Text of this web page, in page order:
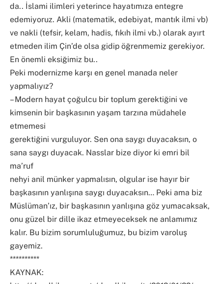
da.. İslami ilimleri yeterince hayatımıza entegre
edemiyoruz. Akli (matematik, edebiyat, mantık ilmi vb)
ve nakli (tefsir, kelam, hadis, fıkıh ilmi vb.) olarak ayırt
etmeden ilim Çin’de olsa gidip öğrenmemiz gerekiyor.
En önemli eksiğimiz bu..
Peki modernizme karşı en genel manada neler
yapmalıyız?
– Modern hayat çoğulcu bir toplum gerektiğini ve
kimsenin bir başkasının yaşam tarzına müdahele
etmemesi
gerektiğini vurguluyor. Sen ona saygı duyacaksın, o
sana saygı duyacak. Nasslar bize diyor ki emri bil
ma’ruf
nehyi anil münker yapmalısın, olgular ise hayır bir
başkasının yanlışına saygı duyacaksın… Peki ama biz
Müslüman’ız, bir başkasının yanlışına göz yumacaksak,
onu güzel bir dille ikaz etmeyeceksek ne anlamımız
kalır. Bu bizim sorumluluğumuz, bu bizim varoluş
gayemiz.
**********
KAYNAK: